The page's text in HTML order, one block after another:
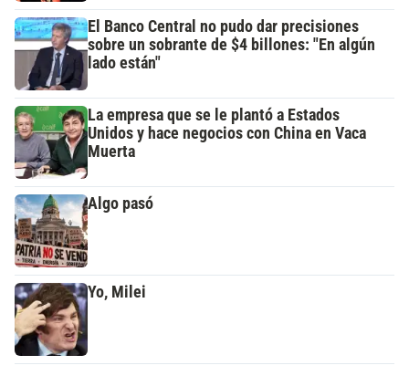
El Banco Central no pudo dar precisiones
sobre un sobrante de $4 billones: "En algún
lado están"
La empresa que se le plantó a Estados
Unidos y hace negocios con China en Vaca
Muerta
Algo pasó
Yo, Milei